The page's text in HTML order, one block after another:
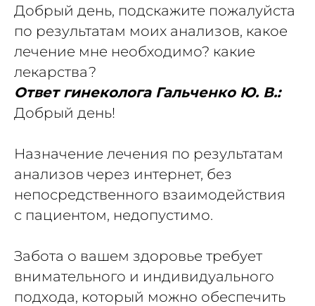
Добрый день, подскажите пожалуйста
по результатам моих анализов, какое
лечение мне необходимо? какие
лекарства?
Ответ гинеколога Гальченко Ю. В.:
Добрый день!
Назначение лечения по результатам
анализов через интернет, без
непосредственного взаимодействия
с пациентом, недопустимо.
Забота о вашем здоровье требует
внимательного и индивидуального
подхода, который можно обеспечить